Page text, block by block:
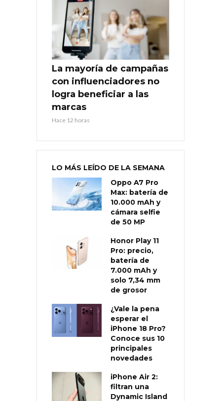
La mayoría de campañas
con influenciadores no
logra beneficiar a las
marcas
Hace 12 horas
LO MÁS LEÍDO DE LA SEMANA
Oppo A7 Pro
Max: batería de
10.000 mAh y
cámara selfie
de 50 MP
Honor Play 11
Pro: precio,
batería de
7.000 mAh y
solo 7,34 mm
de grosor
¿Vale la pena
esperar el
iPhone 18 Pro?
Conoce sus 10
principales
novedades
iPhone Air 2:
filtran una
Dynamic Island